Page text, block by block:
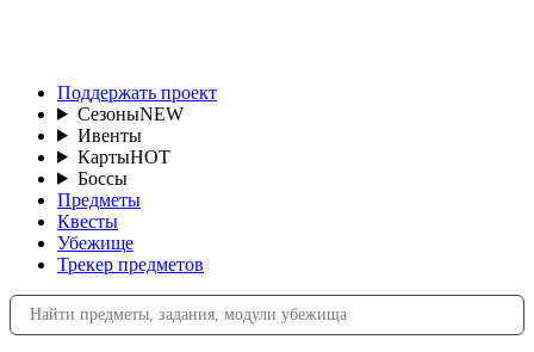
Поддержать проект
СезоныNEW
Ивенты
КартыHOT
Боссы
Предметы
Квесты
Убежище
Трекер предметов